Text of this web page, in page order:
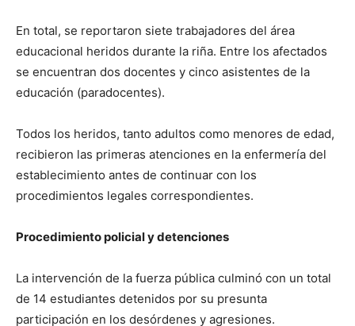
En total, se reportaron siete trabajadores del área
educacional heridos durante la riña. Entre los afectados
se encuentran dos docentes y cinco asistentes de la
educación (paradocentes).
Todos los heridos, tanto adultos como menores de edad,
recibieron las primeras atenciones en la enfermería del
establecimiento antes de continuar con los
procedimientos legales correspondientes.
Procedimiento policial y detenciones
La intervención de la fuerza pública culminó con un total
de 14 estudiantes detenidos por su presunta
participación en los desórdenes y agresiones.